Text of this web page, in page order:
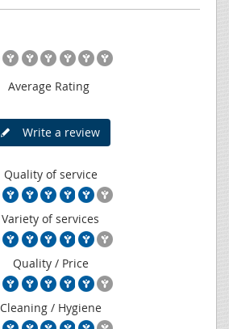
Average Rating
Write a review
Quality of service
Variety of services
Quality / Price
Cleaning / Hygiene